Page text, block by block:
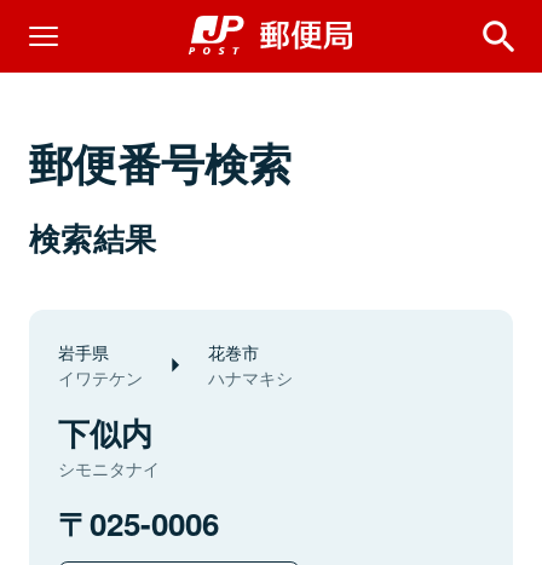
郵便番号検索
検索結果
岩手県
イワテケン
花巻市
ハナマキシ
下似内
シモニタナイ
025-0006